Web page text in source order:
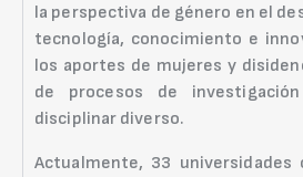
la perspectiva de género en el
tecnología, conocimiento e
los aportes de mujeres y
de procesos de
disciplinar diverso.
Actualmente, 33 universidades